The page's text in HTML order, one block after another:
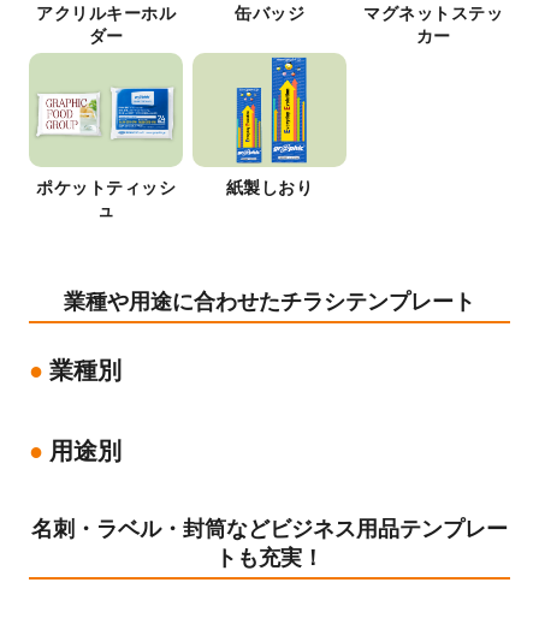
アクリルキーホル
ダー
缶バッジ
マグネットステッ
カー
ポケットティッシ
ュ
紙製しおり
業種や用途に合わせたチラシテンプレート
業種別
用途別
名刺・ラベル・封筒などビジネス用品テンプレー
トも充実！